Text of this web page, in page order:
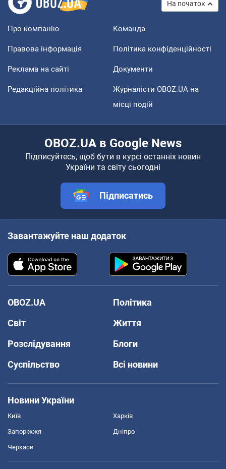
На початок
Про компанію Команда
Правова інформація Політика конфіденційності
Реклама на сайті Документи
Редакційна політика
Журналісти OBOZ.UA на
місці подій
OBOZ.UA в Google News
Підписуйтесь, щоб бути в курсі останніх новин
України та світу сьогодні
Підписатись
Завантажуйте наш додаток
OBOZ.UA
Політика
Світ
Життя
Розслідування
Блоги
Суспільство
Всі новини
Новини України
Київ Харків
Запоріжжя Дніпро
Черкаси